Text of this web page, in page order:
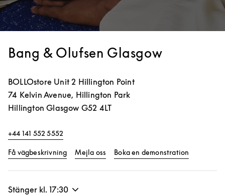
Bang & Olufsen Glasgow
BOLLOstore Unit 2 Hillington Point
74 Kelvin Avenue, Hillington Park
Hillington Glasgow G52 4LT
+44 141 552 5552
Få vägbeskrivningLink Opens in New Tab
Mejla oss Boka en demonstration
Stänger kl. 17:30